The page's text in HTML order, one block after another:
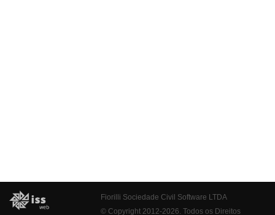
Fiorilli Sociedade Civil Software LTDA
© Copyright 2012-2026. Todos os Direitos